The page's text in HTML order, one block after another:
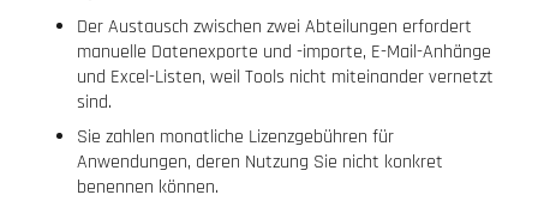
Der Austausch zwischen zwei Abteilungen erfordert
manuelle Datenexporte und -importe, E-Mail-Anhänge
und Excel-Listen, weil Tools nicht miteinander vernetzt
sind.
Sie zahlen monatliche Lizenzgebühren für
Anwendungen, deren Nutzung Sie nicht konkret
benennen können.